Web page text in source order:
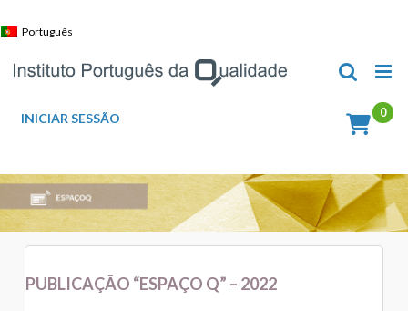
to
Português
INICIAR SESSÃO
PUBLICAÇÃO “ESPAÇO Q” – 2022